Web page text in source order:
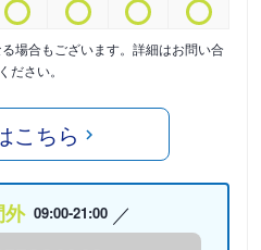
場合もございます。詳細はお問い合
ださい。
こちら
外 09:00-21:00